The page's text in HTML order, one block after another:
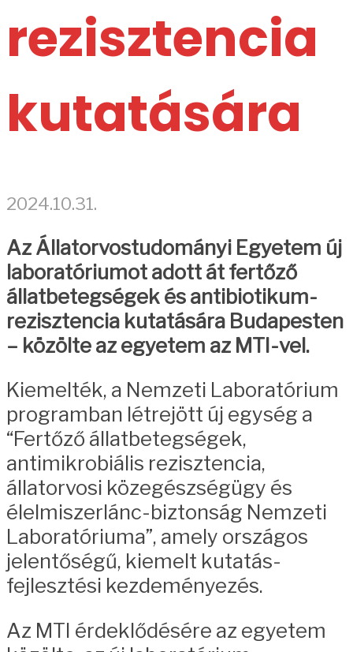
rezisztencia
kutatására
2024.10.31.
Az Állatorvostudományi Egyetem új
laboratóriumot adott át fertőző
állatbetegségek és antibiotikum-
rezisztencia kutatására Budapesten
– közölte az egyetem az MTI-vel.
Kiemelték, a Nemzeti Laboratórium
programban létrejött új egység a
“Fertőző állatbetegségek,
antimikrobiális rezisztencia,
állatorvosi közegészségügy és
élelmiszerlánc-biztonság Nemzeti
Laboratóriuma”, amely országos
jelentőségű, kiemelt kutatás-
fejlesztési kezdeményezés.
Az MTI érdeklődésére az egyetem